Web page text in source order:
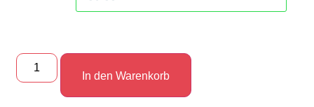
In den Warenkorb